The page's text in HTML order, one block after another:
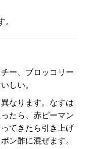
。
ー、ブロッコリー
しい。
なります。なすは
たら、赤ピーマン
てきたら引き上げ
ン酢に混ぜます。